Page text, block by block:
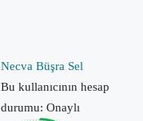
Necva Büşra Sel
Bu kullanıcının hesap
durumu: Onaylı